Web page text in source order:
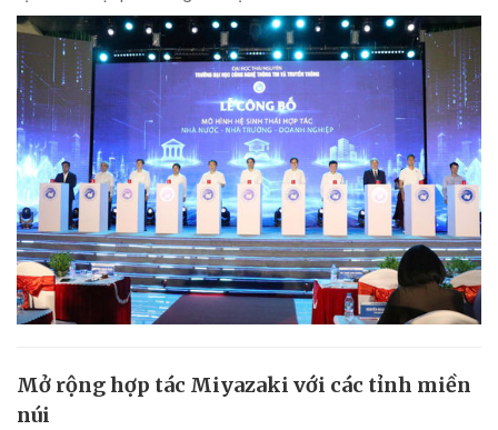
Mở rộng hợp tác Miyazaki với các tỉnh miền
núi